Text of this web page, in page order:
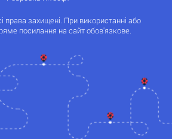
захищені. При використанні або
посилання на сайт обов'язкове.